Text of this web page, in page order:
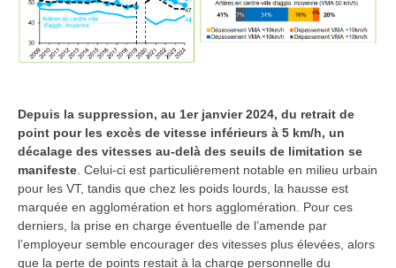
Depuis la suppression, au 1er janvier 2024, du retrait de
point pour les excès de vitesse inférieurs à 5 km/h, un
décalage des vitesses au-delà des seuils de limitation se
manifeste . Celui-ci est particulièrement notable en milieu urbain
pour les VT, tandis que chez les poids lourds, la hausse est
marquée en agglomération et hors agglomération. Pour ces
derniers, la prise en charge éventuelle de l’amende par
l’employeur semble encourager des vitesses plus élevées, alors
que la perte de points restait à la charge personnelle du